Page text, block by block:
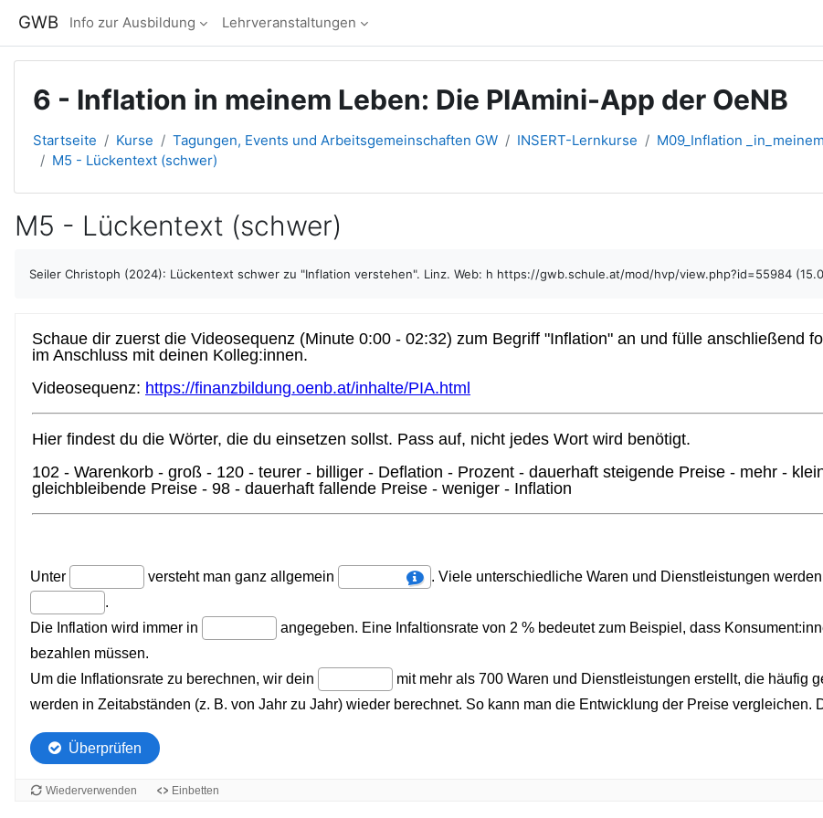
GWB Info zur Ausbildung Lehrveranstaltungen
6 - Inflation in meinem Leben: Die PIAmini-App der OeNB
Startseite Kurse Tagungen, Events und Arbeitsgemeinschaften GW INSERT-Lernkurse M09_Inflation
M5 - Lückentext (schwer)
M5 - Lückentext (schwer)
Seiler Christoph (2024): Lückentext schwer zu "Inflation verstehen". Linz. Web: h https://gwb.schule.at/mod/hvp/view.php?id=55984